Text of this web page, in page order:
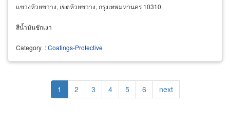
แขวงห้วยขวาง, เขตห้วยขวาง, กรุงเทพมหานคร 10310
สีน้ำมันชักเงา
Category :Coatings-Protective
PaginationCurrent
page
1 Page
2 Page
3 Page
4 Page
5 Page
6
Next
page
next